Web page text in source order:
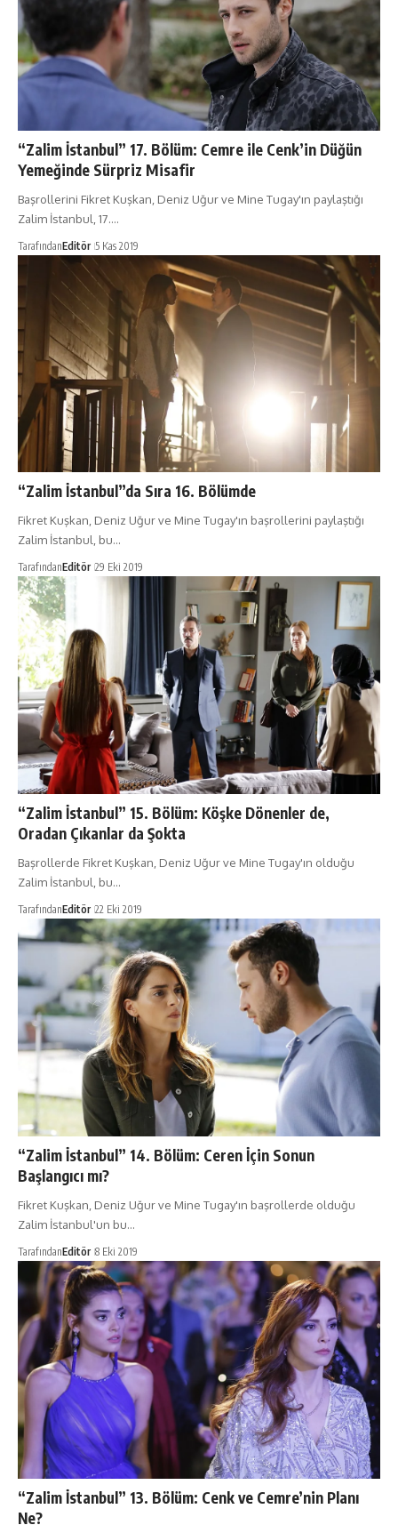
“Zalim İstanbul” 17. Bölüm: Cemre ile Cenk’in Düğün
Yemeğinde Sürpriz Misafir
Başrollerini Fikret Kuşkan, Deniz Uğur ve Mine Tugay'ın paylaştığı
Zalim İstanbul, 17.…
TarafındanEditör 5 Kas 2019
“Zalim İstanbul”da Sıra 16. Bölümde
Fikret Kuşkan, Deniz Uğur ve Mine Tugay'ın başrollerini paylaştığı
Zalim İstanbul, bu…
TarafındanEditör 29 Eki 2019
“Zalim İstanbul” 15. Bölüm: Köşke Dönenler de,
Oradan Çıkanlar da Şokta
Başrollerde Fikret Kuşkan, Deniz Uğur ve Mine Tugay'ın olduğu
Zalim İstanbul, bu…
TarafındanEditör 22 Eki 2019
“Zalim İstanbul” 14. Bölüm: Ceren İçin Sonun
Başlangıcı mı?
Fikret Kuşkan, Deniz Uğur ve Mine Tugay'ın başrollerde olduğu
Zalim İstanbul'un bu…
TarafındanEditör 8 Eki 2019
“Zalim İstanbul” 13. Bölüm: Cenk ve Cemre’nin Planı
Ne?